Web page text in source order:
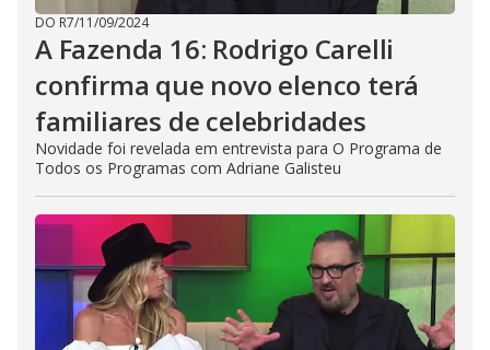
DO R7/11/09/2024
A Fazenda 16: Rodrigo Carelli
confirma que novo elenco terá
familiares de celebridades
Novidade foi revelada em entrevista para O Programa de
Todos os Programas com Adriane Galisteu